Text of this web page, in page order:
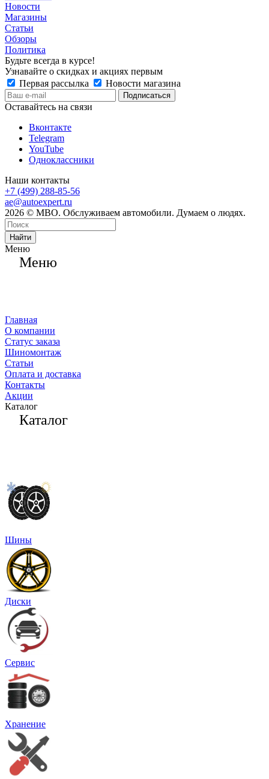
Новости
Магазины
Статьи
Обзоры
Политика
Будьте всегда в курсе!
Узнавайте о скидках и акциях первым
Первая рассылка
Новости магазина
Оставайтесь на связи
Вконтакте
Telegram
YouTube
Одноклассники
Наши контакты
+7 (499) 288-85-56
ae@autoexpert.ru
2026 © МВО. Обслуживаем автомобили. Думаем о людях.
Найти
Меню
Меню
Главная
О компании
Статус заказа
Шиномонтаж
Статьи
Оплата и доставка
Контакты
Акции
Каталог
Каталог
Шины
Диски
Сервис
Хранение